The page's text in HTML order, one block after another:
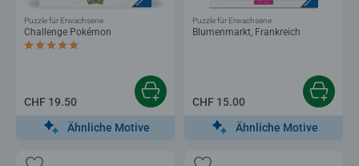
Challenge Pokémon
Durchschnittliche Bewertung 5.0 von 5 Sternen.
Puzzle für Erwachsene
CHF 19.50
Ähnliche Motive
Blumenmarkt, Frankreich
Puzzle für Erwachsene
CHF 15.00
Ähnliche Motive